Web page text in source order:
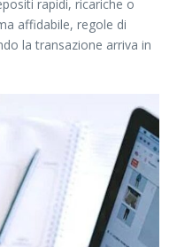
rapidi, ricariche o
affidabile, regole di
la transazione arriva in